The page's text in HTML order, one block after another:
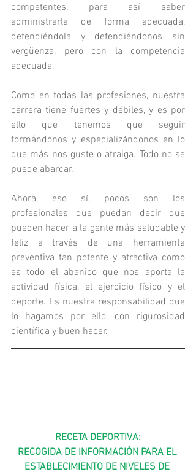
competentes, para así saber
administrarla de forma adecuada,
defendiéndola y defendiéndonos sin
vergüenza, pero con la competencia
adecuada.
Como en todas las profesiones, nuestra
carrera tiene fuertes y débiles, y es por
ello que tenemos que seguir
formándonos y especializándonos en lo
que más nos guste o atraiga. Todo no se
puede abarcar.
Ahora, eso sí, pocos son los
profesionales que puedan decir que
pueden hacer a la gente más saludable y
feliz a través de una herramienta
preventiva tan potente y atractiva como
es todo el abanico que nos aporta la
actividad física, el ejercicio físico y el
deporte. Es nuestra responsabilidad que
lo hagamos por ello, con rigurosidad
científica y buen hacer.
RECETA DEPORTIVA:
RECOGIDA DE INFORMACIÓN PARA EL
ESTABLECIMIENTO DE NIVELES DE